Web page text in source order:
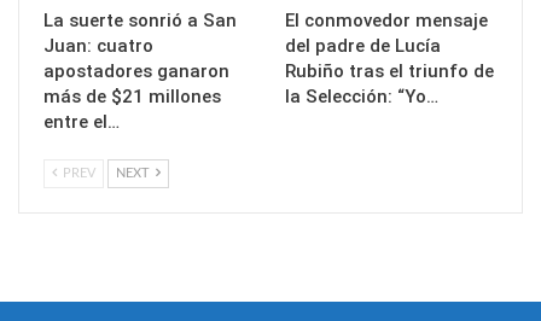
La suerte sonrió a San
Juan: cuatro
apostadores ganaron
más de $21 millones
entre el…
El conmovedor mensaje
del padre de Lucía
Rubiño tras el triunfo de
la Selección: “Yo…
PREV NEXT